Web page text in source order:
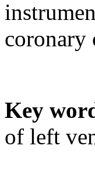
coronary
Key
of left